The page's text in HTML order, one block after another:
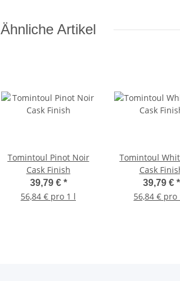
Ähnliche Artikel
Tomintoul Pinot Noir
Cask Finish
39,79 € *
56,84 € pro 1 l
Tomintoul
Cask
39,79 € *
56,84 € pro